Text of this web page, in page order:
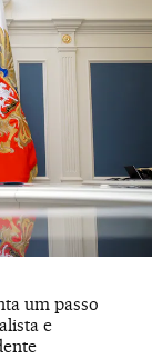
um passo
e